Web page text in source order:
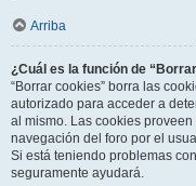
Arriba
¿Cuál es la función de
“Borrar cookies” borra las
autorizado para acceder a
al mismo. Las cookies
navegación del foro por el
Si está teniendo problemas
seguramente ayudará.